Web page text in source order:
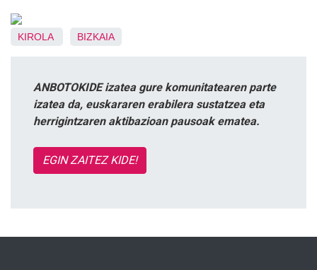
KIROLA BIZKAIA
ANBOTOKIDE izatea gure komunitatearen parte
izatea da, euskararen erabilera sustatzea eta
herrigintzaren aktibazioan pausoak ematea.
EGIN ZAITEZ KIDE!